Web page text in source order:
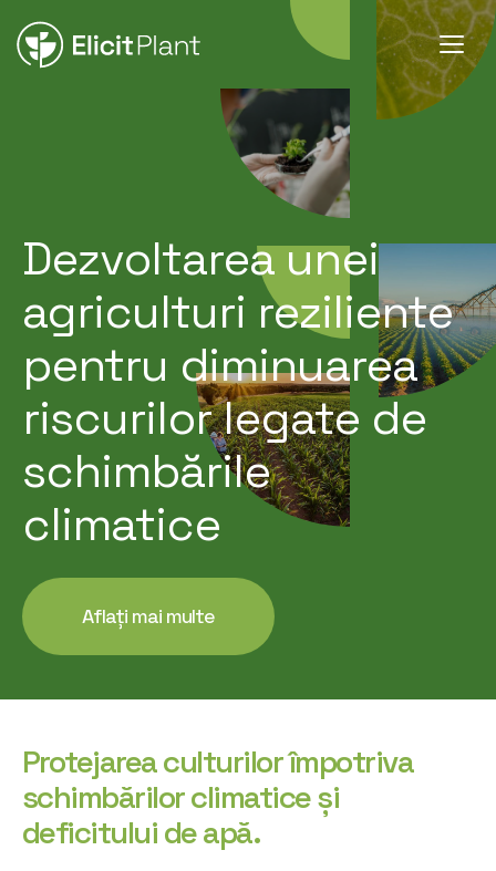
Dezvoltarea unei
agriculturi reziliente
pentru diminuarea
riscurilor legate de
schimbările
climatice
Aflați mai multe
Protejarea culturilor împotriva
schimbărilor climatice și
deficitului de apă.